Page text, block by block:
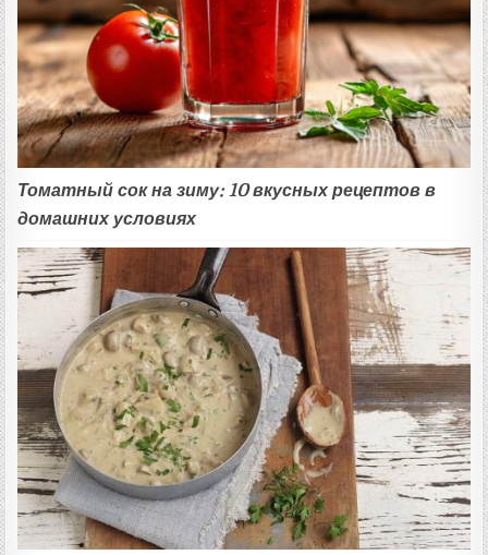
Томатный сок на зиму: 10 вкусных рецептов в
домашних условиях